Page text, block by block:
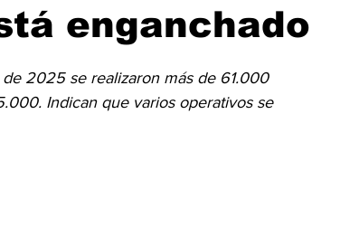
Turismo Economía Liga Sanlorencina
enganchado
2025 se realizaron más de 61.000
Indican que varios operativos se